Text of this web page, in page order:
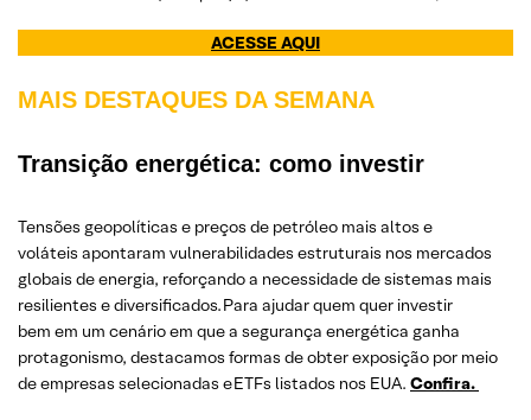
ACESSE AQUI
MAIS DESTAQUES DA SEMANA
Transição energética: como investir
Tensões geopolíticas e preços de petróleo mais altos e
voláteis apontaram vulnerabilidades estruturais nos mercados
globais de energia, reforçando a necessidade de sistemas mais
resilientes e diversificados. Para ajudar quem quer investir
bem em um cenário em que a segurança energética ganha
protagonismo, destacamos formas de obter exposição por meio
de empresas selecionadas e ETFs listados nos EUA. Confira.